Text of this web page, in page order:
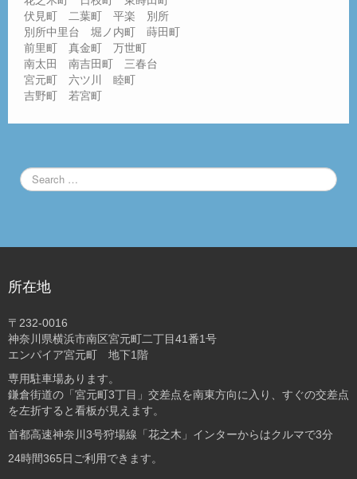
伏見町 二葉町 平楽 別所
別所中里台 堀ノ内町 蒔田町
前里町 真金町 万世町
南太田 南吉田町 三春台
宮元町 六ツ川 睦町
吉野町 若宮町
所在地
〒232-0016
神奈川県横浜市南区宮元町二丁目41番1号
エンパイア宮元町 地下1階
専用駐車場あります。
鎌倉街道の「宮元町3丁目」交差点を南東方向に入り、すぐの交差点
を左折すると看板が見えます。
首都高速神奈川3号狩場線「花之木」インターからはクルマで3分
24時間365日ご利用できます。